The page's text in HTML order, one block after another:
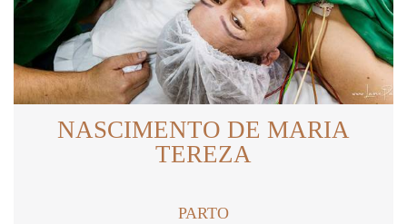
NASCIMENTO DE MARIA
TEREZA
PARTO